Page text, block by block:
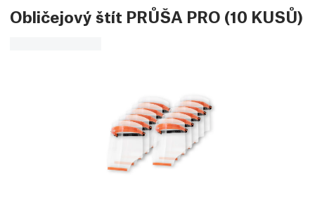
Obličejový štít PRŮŠA PRO (10 KUSŮ)